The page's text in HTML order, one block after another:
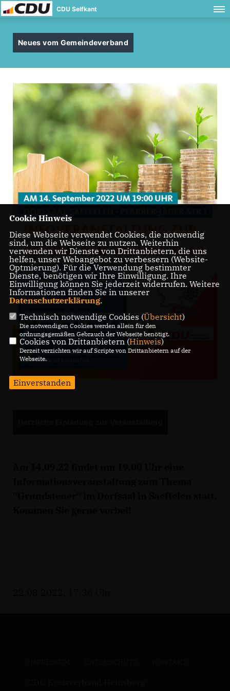
CDU Selfkant
Neues vom Gemeindeverband
Cookie Hinweis
Diese Webseite verwendet Cookies, die notwendig
sind, um die Webseite zu nutzen. Weiterhin
verwenden wir Dienste von Drittanbietern, die uns
helfen, unser Webangebot zu verbessern (Website-
Optmierung). Für die Verwendung bestimmter
Dienste, benötigen wir Ihre Einwilligung. Ihre
Einwilligung können Sie jederzeit widerrufen. Weitere
Informationen finden Sie in unserer
Datenschutzerklärung.
Technisch notwendige Cookies (Übersicht)
Die notwendigen Cookies werden allein für den
ordnungsgemäßen Gebrauch der Webseite benötigt.
Cookies von Drittanbietern (Hinweis)
Derzeit verzichten wir auf Scripte von Drittanbietern auf der
Webseite.
Einverstanden